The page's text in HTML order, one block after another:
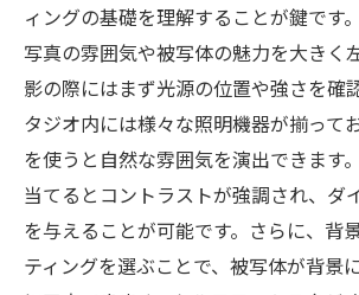
ィングの基礎を理解することが鍵です
写真の雰囲気や被写体の魅力を大きく
影の際にはまず光源の位置や強さを確
タジオ内には様々な照明機器が揃って
を使うと自然な雰囲気を演出できます
当てるとコントラストが強調され、ダ
を与えることが可能です。さらに、背
ティングを選ぶことで、被写体が背景